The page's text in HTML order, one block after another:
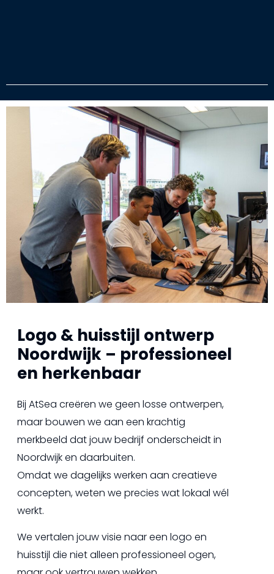
Logo & huisstijl ontwerp
Noordwijk – professioneel
en herkenbaar
Bij AtSea creëren we geen losse ontwerpen,
maar bouwen we aan een krachtig
merkbeeld dat jouw bedrijf onderscheidt in
Noordwijk en daarbuiten.
Omdat we dagelijks werken aan creatieve
concepten, weten we precies wat lokaal wél
werkt.
We vertalen jouw visie naar een logo en
huisstijl die niet alleen professioneel ogen,